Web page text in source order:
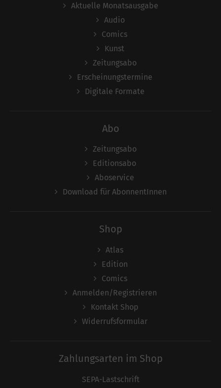
Aktuelle Monatsausgabe
Audio
Comics
Kunst
Zeitungsabo
Erscheinungstermine
Digitale Formate
Abo
Zeitungsabo
Editionsabo
Aboservice
Download für AbonnentInnen
Shop
Atlas
Edition
Comics
Anmelden/Registrieren
Kontakt Shop
Widerrufsformular
Zahlungsarten im Shop
SEPA-Lastschrift